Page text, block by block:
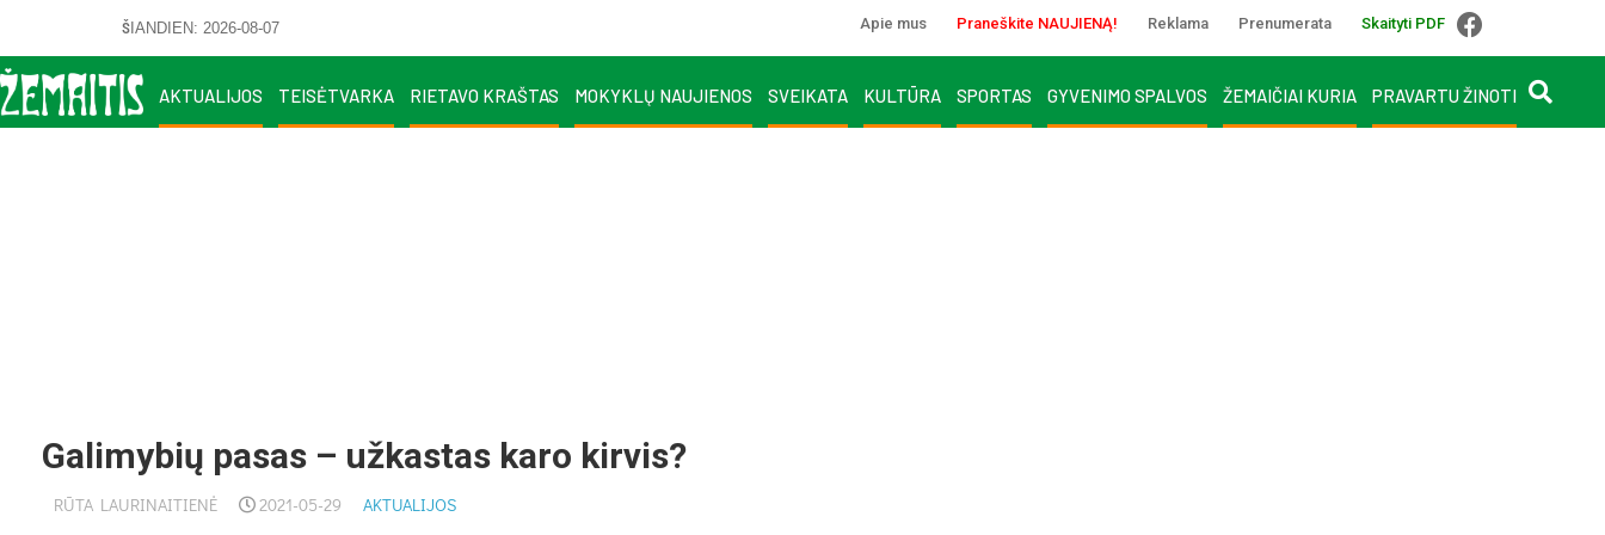
ŠIANDIEN: 2026-08-07 Apie mus Praneškite NAUJIENĄ! Reklama Prenumerata Skaityti PDF
AKTUALIJOS TEISĖTVARKA RIETAVO KRAŠTAS MOKYKLŲ NAUJIENOS SVEIKATA KULTŪRA SPORTAS GYVENIMO SPALVOS ŽEMAIČIAI KURIA PRAVARTU ŽINOTI
Galimybių pasas – užkastas karo kirvis?
RŪTA LAURINAITIENĖ 2021-05-29 AKTUALIJOS